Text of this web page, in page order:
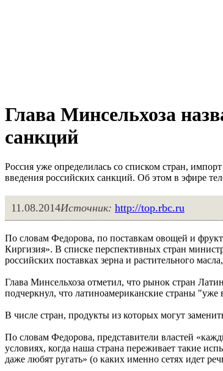
Глава Минсельхоза
санкций
Россия уже определилась со списком стран,
введения российских санкций. Об этом в эфире
11.08.2014Источник: http://top.rbc.ru
По словам Федорова, по поставкам овощей и
Киргизия». В списке перспективных стран
российских поставках зерна и растительного
Глава Минсельхоза отметил, что рынок стран
подчеркнул, что латиноамериканские страны
В числе стран, продукты из которых могут
По словам Федорова, представители властей
условиях, когда наша страна переживает такие
даже любят ругать» (о каких именно сетях идет